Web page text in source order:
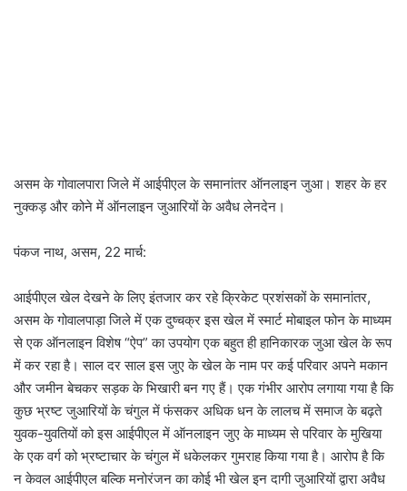
असम के गोवालपारा जिले में आईपीएल के समानांतर ऑनलाइन जुआ। शहर के हर
नुक्कड़ और कोने में ऑनलाइन जुआरियों के अवैध लेनदेन।
पंकज नाथ, असम, 22 मार्च:
आईपीएल खेल देखने के लिए इंतजार कर रहे क्रिकेट प्रशंसकों के समानांतर,
असम के गोवालपाड़ा जिले में एक दुष्चक्र इस खेल में स्मार्ट मोबाइल फोन के माध्यम
से एक ऑनलाइन विशेष “ऐप” का उपयोग एक बहुत ही हानिकारक जुआ खेल के रूप
में कर रहा है। साल दर साल इस जुए के खेल के नाम पर कई परिवार अपने मकान
और जमीन बेचकर सड़क के भिखारी बन गए हैं। एक गंभीर आरोप लगाया गया है कि
कुछ भ्रष्ट जुआरियों के चंगुल में फंसकर अधिक धन के लालच में समाज के बढ़ते
युवक-युवतियों को इस आईपीएल में ऑनलाइन जुए के माध्यम से परिवार के मुखिया
के एक वर्ग को भ्रष्टाचार के चंगुल में धकेलकर गुमराह किया गया है। आरोप है कि
न केवल आईपीएल बल्कि मनोरंजन का कोई भी खेल इन दागी जुआरियों द्वारा अवैध